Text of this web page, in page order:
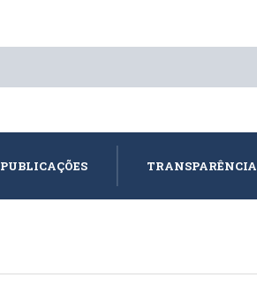
PUBLICAÇÕES TRANSPARÊNCIA